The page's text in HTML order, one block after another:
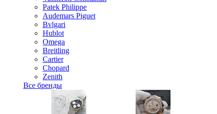
Patek Philippe
Audemars Piguet
Bvlgari
Hublot
Omega
Breitling
Cartier
Chopard
Zenith
Все бренды